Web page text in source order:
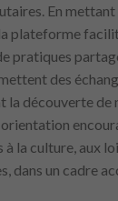
En
plateforme
pratiques
des
la découverte de
à la culture, aux
dans un cadre